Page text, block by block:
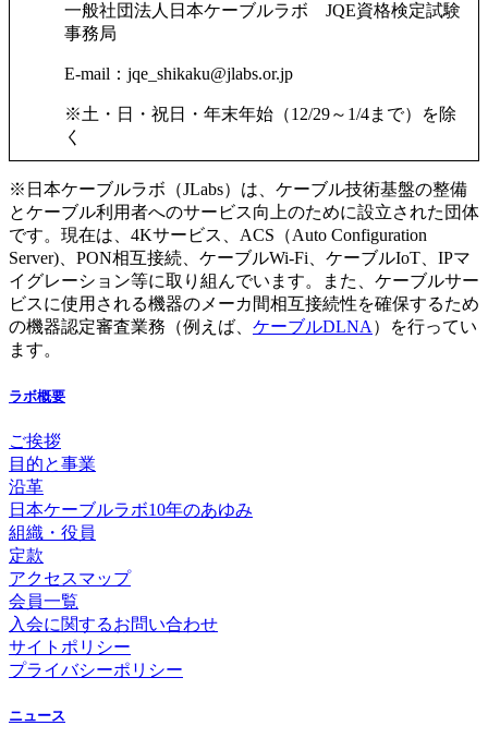
一般社団法人日本ケーブルラボ JQE資格検定試験
事務局
E-mail：jqe_shikaku@jlabs.or.jp
※土・日・祝日・年末年始（12/29～1/4まで）を除
く
※日本ケーブルラボ（JLabs）は、ケーブル技術基盤の整備
とケーブル利用者へのサービス向上のために設立された団体
です。現在は、4Kサービス、ACS（Auto Configuration
Server)、PON相互接続、ケーブルWi-Fi、ケーブルIoT、IPマ
イグレーション等に取り組んでいます。また、ケーブルサー
ビスに使用される機器のメーカ間相互接続性を確保するため
の機器認定審査業務（例えば、 ケーブルDLNA）を行ってい
ます。
ラボ概要
ご挨拶
目的と事業
沿革
日本ケーブルラボ10年のあゆみ
組織・役員
定款
アクセスマップ
会員一覧
入会に関するお問い合わせ
サイトポリシー
プライバシーポリシー
ニュース